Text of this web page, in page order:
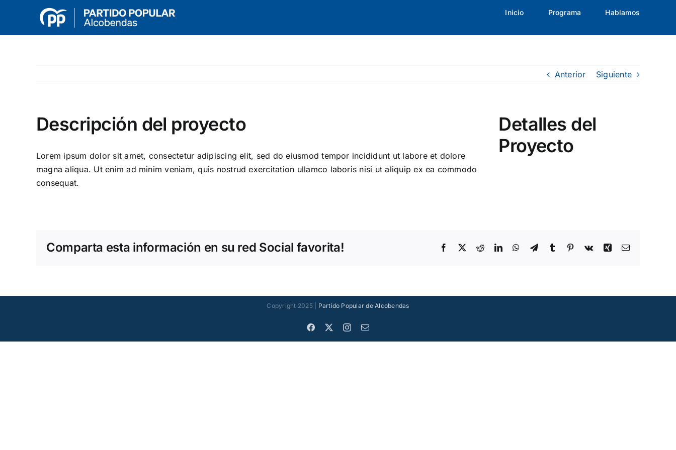
contenido
Inicio Programa Hablamos
Anterior Siguiente
Descripción del proyecto
Lorem ipsum dolor sit amet, consectetur adipiscing elit, sed do eiusmod tempor incididunt ut labore et dolore
magna aliqua. Ut enim ad minim veniam, quis nostrud exercitation ullamco laboris nisi ut aliquip ex ea commodo
consequat.
Detalles del
Proyecto
Comparta esta información en su red Social favorita! Facebook
X RedditLinkedInWhatsApp
TelegramTumblr Pinterest
Vk Xing Correo
Copyright 2025 | Partido Popular de Alcobendas
Facebook InstagramCorreo